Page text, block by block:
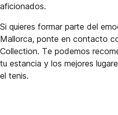
aficionados.
Si quieres formar parte del
Mallorca, ponte en contacto
Collection. Te podemos
tu estancia y los mejores
el tenis.